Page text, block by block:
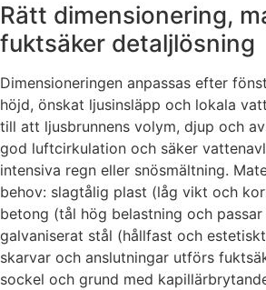
Rätt dimensionering,
fuktsäker detaljlösning
Dimensioneringen anpassas efter
höjd, önskat ljusinsläpp och lokala
till att ljusbrunnens volym, djup och
god luftcirkulation och säker
intensiva regn eller snösmältning.
behov: slagtålig plast (låg vikt och
betong (tål hög belastning och
galvaniserat stål (hållfast och
skarvar och anslutningar utförs
sockel och grund med